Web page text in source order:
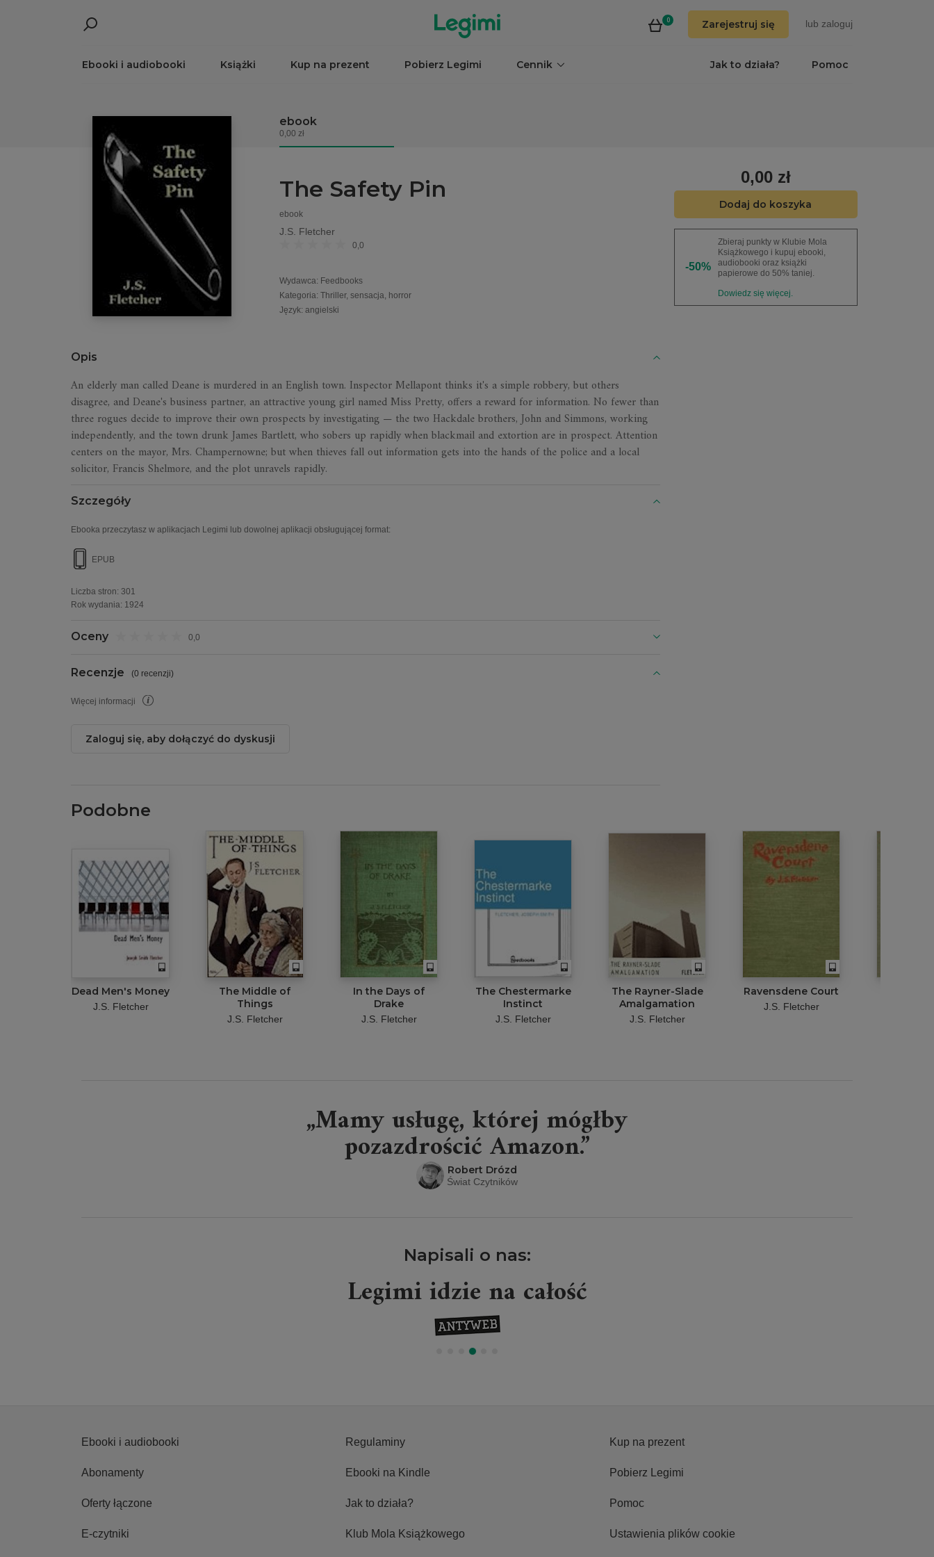
0 Zarejestruj się lub zaloguj
Ebooki i audiobooki Książki Kup na prezent Pobierz Legimi Cennik Pomoc
Jak to działa?
ebook
0,00 zł
The Safety Pin
ebook
J.S. Fletcher
0,0
0,00 zł
Dodaj do koszyka
-50%
Zbieraj punkty w Klubie Mola
Książkowego i kupuj ebooki,
audiobooki oraz książki
papierowe do 50% taniej.
Dowiedz się więcej.
Wydawca: Feedbooks
Kategoria: Thriller, sensacja, horror
Język: angielski
Opis
An elderly man called Deane is murdered in an English town. Inspector Mellapont thinks it's a simple robbery, but others
disagree, and Deane's business partner, an attractive young girl named Miss Pretty, offers a reward for information. No fewer than
three rogues decide to improve their own prospects by investigating — the two Hackdale brothers, John and Simmons, working
independently, and the town drunk James Bartlett, who sobers up rapidly when blackmail and extortion are in prospect. Attention
centers on the mayor, Mrs. Champernowne; but when thieves fall out information gets into the hands of the police and a local
solicitor, Francis Shelmore, and the plot unravels rapidly.
Szczegóły
Ebooka przeczytasz w aplikacjach Legimi lub dowolnej aplikacji obsługującej format:
EPUB
Liczba stron: 301
Rok wydania: 1924
Oceny 0,0
Recenzje (0 recenzji)
Więcej informacji
Zaloguj się, aby dołączyć do dyskusji
Podobne
Dead Men's Money
J.S. Fletcher
The Middle of
Things
J.S. Fletcher
In the Days of
Drake
J.S. Fletcher
The Chestermarke
Instinct
J.S. Fletcher
The Rayner-Slade
Amalgamation
J.S. Fletcher
Ravensdene Court
J.S. Fletcher
„Mamy usługę, której mógłby
pozazdrościć Amazon.”
Robert Drózd
Świat Czytników
Napisali o nas:
Legimi idzie na całość
Ebooki i audiobooki Regulaminy Kup na prezent
Abonamenty Ebooki na Kindle Pobierz Legimi
Oferty łączone Jak to działa? Pomoc
E-czytniki Klub Mola Książkowego Ustawienia plików cookie